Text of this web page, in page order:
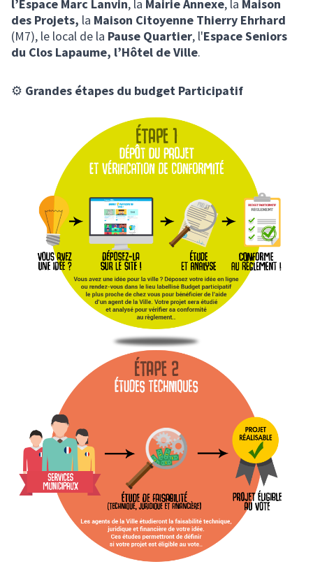
l’Espace Marc Lanvin, la Mairie Annexe, la Maison
des Projets, la Maison Citoyenne Thierry Ehrhard
(M7), le local de la Pause Quartier, l'Espace Seniors
du Clos Lapaume, l’Hôtel de Ville.
⚙️ Grandes étapes du budget Participatif